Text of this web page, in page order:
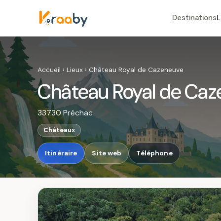
Destinations
Accueil › Lieux › Château Royal de Cazeneuve
Château Royal de
33730 Préchac
Châteaux
Itinéraire Site web Téléphone